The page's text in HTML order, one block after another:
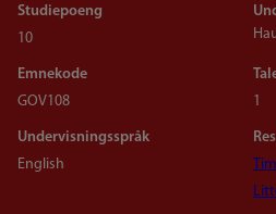
Studiepoeng
10
Emnekode
GOV108
1
Undervisningsspråk
English